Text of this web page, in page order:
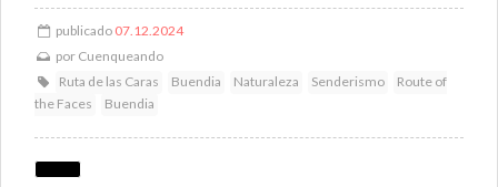
publicado 07.12.2024
por Cuenqueando
Ruta de las Caras
Buendia Naturaleza Senderismo
Route of
the Faces
Buendia